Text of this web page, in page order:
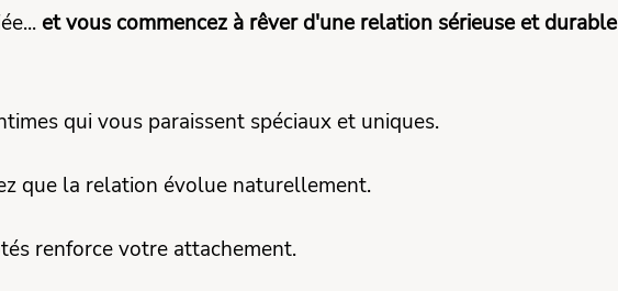
et vous commencez à rêver d'une relation sérieuse et durable
qui vous paraissent spéciaux et uniques.
que la relation évolue naturellement.
renforce votre attachement.